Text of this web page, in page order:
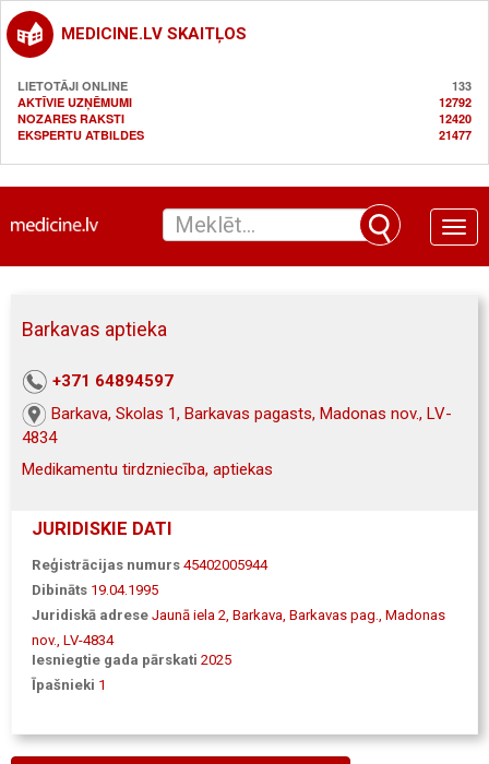
MEDICINE.LV SKAITĻOS
LIETOTĀJI ONLINE
133
AKTĪVIE UZŅĒMUMI
12792
NOZARES RAKSTI
12420
EKSPERTU ATBILDES
21477
Toggle
Barkavas aptieka
+371 64894597
Barkava, Skolas 1, Barkavas pagasts, Madonas nov., LV-
4834
Medikamentu tirdzniecība, aptiekas
JURIDISKIE DATI
Reģistrācijas numurs 45402005944
Dibināts 19.04.1995
Juridiskā adrese Jaunā iela 2, Barkava, Barkavas pag., Madonas
nov., LV-4834
Iesniegtie gada pārskati 2025
Īpašnieki 1